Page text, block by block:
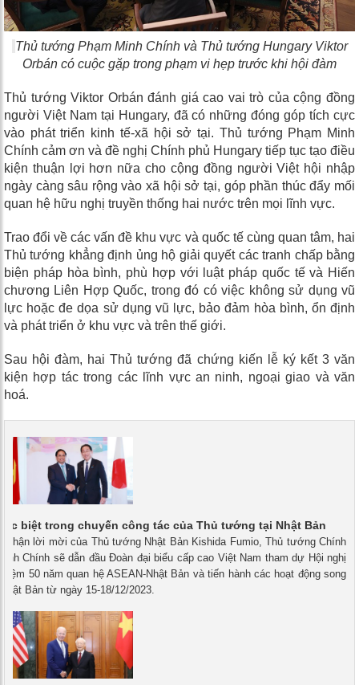
Thủ tướng Phạm Minh Chính và Thủ tướng Hungary Viktor
Orbán có cuộc gặp trong phạm vi hẹp trước khi hội đàm
Thủ tướng Viktor Orbán đánh giá cao vai trò của cộng đồng
người Việt Nam tại Hungary, đã có những đóng góp tích cực
vào phát triển kinh tế-xã hội sở tại. Thủ tướng Phạm Minh
Chính cảm ơn và đề nghị Chính phủ Hungary tiếp tục tạo điều
kiện thuận lợi hơn nữa cho cộng đồng người Việt hội nhập
ngày càng sâu rộng vào xã hội sở tại, góp phần thúc đẩy mối
quan hệ hữu nghị truyền thống hai nước trên mọi lĩnh vực.
Trao đổi về các vấn đề khu vực và quốc tế cùng quan tâm, hai
Thủ tướng khẳng định ủng hộ giải quyết các tranh chấp bằng
biện pháp hòa bình, phù hợp với luật pháp quốc tế và Hiến
chương Liên Hợp Quốc, trong đó có việc không sử dụng vũ
lực hoặc đe dọa sử dụng vũ lực, bảo đảm hòa bình, ổn định
và phát triển ở khu vực và trên thế giới.
Sau hội đàm, hai Thủ tướng đã chứng kiến lễ ký kết 3 văn
kiện hợp tác trong các lĩnh vực an ninh, ngoại giao và văn
hoá.
biệt trong chuyến công tác của Thủ tướng tại Nhật Bản
Nhận lời mời của Thủ tướng Nhật Bản Kishida Fumio, Thủ tướng Chính
Chính sẽ dẫn đầu Đoàn đại biểu cấp cao Việt Nam tham dự Hội nghị
50 năm quan hệ ASEAN-Nhật Bản và tiến hành các hoạt động song
Bản từ ngày 15-18/12/2023.